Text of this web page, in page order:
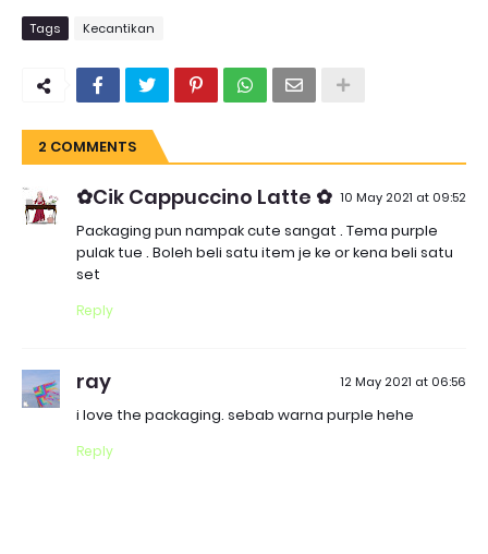
Tags Kecantikan
2 COMMENTS
✿Cik Cappuccino Latte ✿ 10 May 2021 at 09:52
Packaging pun nampak cute sangat . Tema purple
pulak tue . Boleh beli satu item je ke or kena beli satu
set
Reply
ray 12 May 2021 at 06:56
i love the packaging. sebab warna purple hehe
Reply